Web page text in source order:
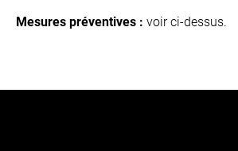
Mesures préventives : voir ci-dessus.